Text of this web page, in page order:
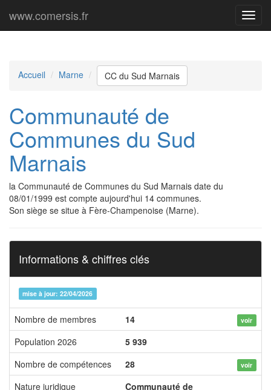
Menu
www.comersis.fr
Accueil Marne CC du Sud Marnais
Communauté de
Communes du Sud
Marnais
la Communauté de Communes du Sud Marnais date du
08/01/1999 est compte aujourd'hui 14 communes.
Son siège se situe à Fère-Champenoise (Marne).
Informations & chiffres clés
mise à jour: 22/04/2026
Nombre de membres 14 voir
Population 2026
5 939
Nombre de compétences
28 voir
Nature juridique
Communauté de